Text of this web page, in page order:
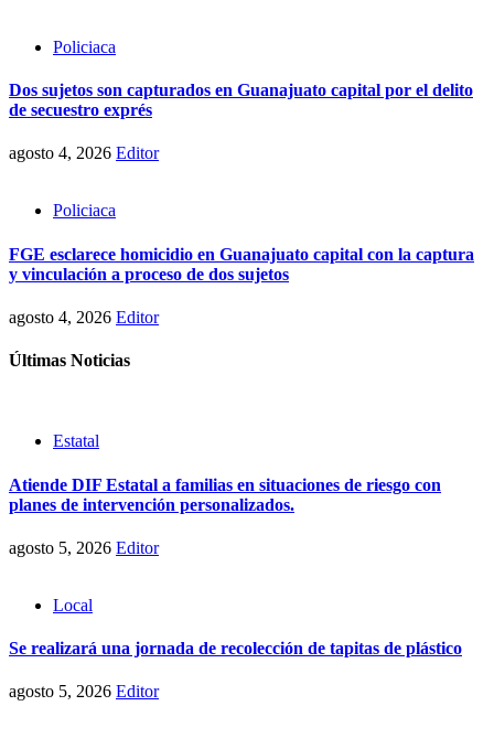
Policiaca
Dos sujetos son capturados en Guanajuato capital por el delito
de secuestro exprés
agosto 4, 2026 Editor
Policiaca
FGE esclarece homicidio en Guanajuato capital con la captura
y vinculación a proceso de dos sujetos
agosto 4, 2026 Editor
Últimas Noticias
Estatal
Atiende DIF Estatal a familias en situaciones de riesgo con
planes de intervención personalizados.
agosto 5, 2026 Editor
Local
Se realizará una jornada de recolección de tapitas de plástico
agosto 5, 2026 Editor